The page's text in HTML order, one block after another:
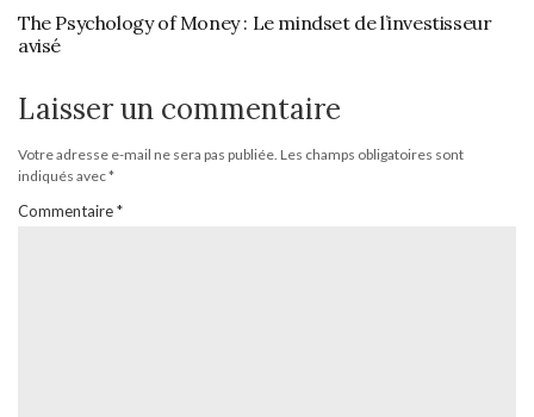
The Psychology of Money : Le mindset de l’investisseur
avisé
Laisser un commentaire
Votre adresse e-mail ne sera pas publiée. Les champs obligatoires sont
indiqués avec*
Commentaire*